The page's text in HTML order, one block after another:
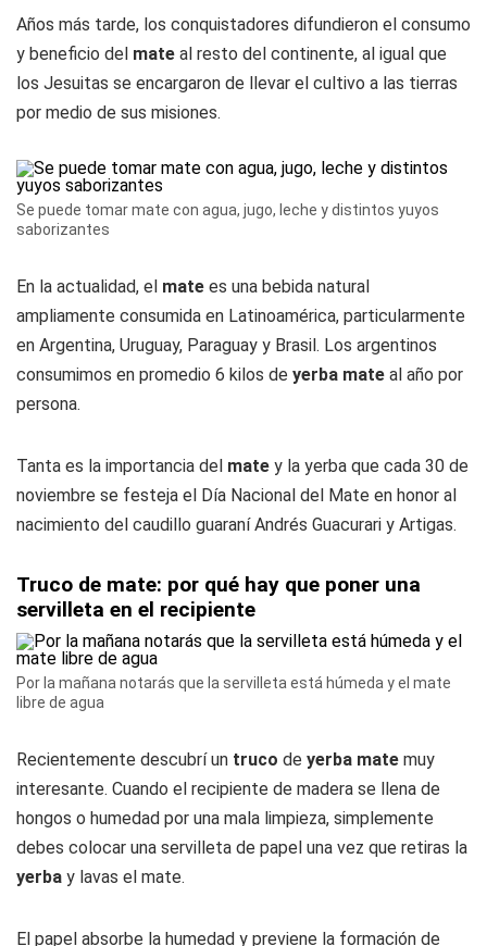
Años más tarde, los conquistadores difundieron el consumo
y beneficio del mate al resto del continente, al igual que
los Jesuitas se encargaron de llevar el cultivo a las tierras
por medio de sus misiones.
Se puede tomar mate con agua, jugo, leche y distintos yuyos
saborizantes
En la actualidad, el mate es una bebida natural
ampliamente consumida en Latinoamérica, particularmente
en Argentina, Uruguay, Paraguay y Brasil. Los argentinos
consumimos en promedio 6 kilos de yerba mate al año por
persona.
Tanta es la importancia del mate y la yerba que cada 30 de
noviembre se festeja el Día Nacional del Mate en honor al
nacimiento del caudillo guaraní Andrés Guacurari y Artigas.
Truco de mate: por qué hay que poner una
servilleta en el recipiente
Por la mañana notarás que la servilleta está húmeda y el mate
libre de agua
Recientemente descubrí un truco de yerba mate muy
interesante. Cuando el recipiente de madera se llena de
hongos o humedad por una mala limpieza, simplemente
debes colocar una servilleta de papel una vez que retiras la
yerba y lavas el mate.
El papel absorbe la humedad y previene la formación de